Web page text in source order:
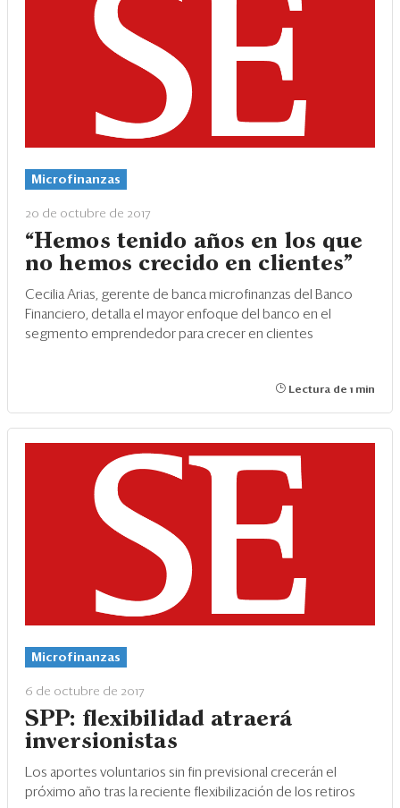
Microfinanzas
20 de octubre de 2017
“Hemos tenido años en los que
no hemos crecido en clientes”
Cecilia Arias, gerente de banca microfinanzas del Banco
Financiero, detalla el mayor enfoque del banco en el
segmento emprendedor para crecer en clientes
Lectura de 1 min
Microfinanzas
6 de octubre de 2017
SPP: flexibilidad atraerá
inversionistas
Los aportes voluntarios sin fin previsional crecerán el
próximo año tras la reciente flexibilización de los retiros